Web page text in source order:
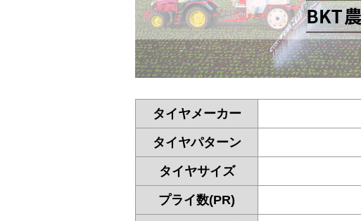
タイヤメーカー
タイヤパターン
タイヤサイズ
プライ数(PR)